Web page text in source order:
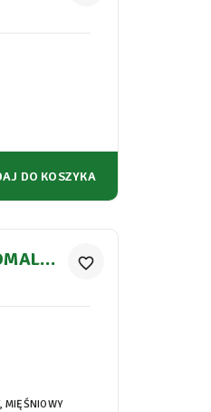
DO KOSZYKA
MIĘŚNIOWY
favorite_border